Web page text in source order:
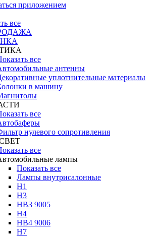
приложением
все
все
антенны
уплотнительные материалы
в машину
все
нулевого сопротивления
все
лампы
Показать все
Лампы внутрисалонные
H1
H3
HB3 9005
H4
HB4 9006
H7